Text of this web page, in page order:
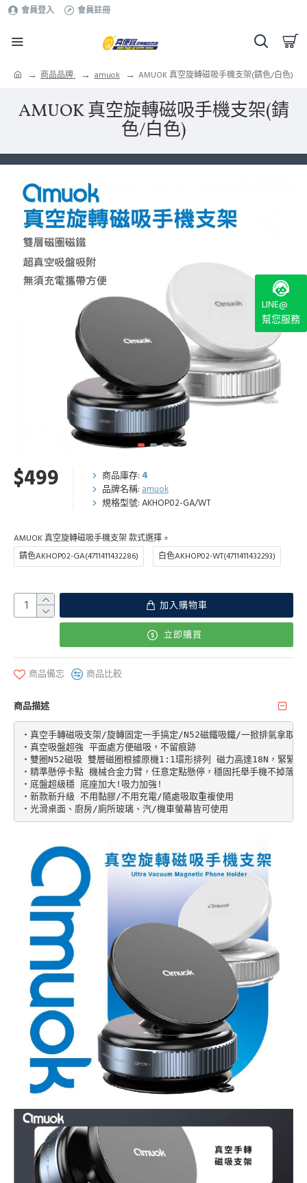
會員登入 會員註冊
商品品牌: amuok AMUOK 真空旋轉磁吸手機支架(錆色/白色)
AMUOK 真空旋轉磁吸手機支架(錆
色/白色)
$499 商品庫存: 4
品牌名稱: amuok
規格型號: AKHOP02-GA/WT
AMUOK 真空旋轉磁吸手機支架 款式選擇
錆色AKHOP02-GA(4711411432286)
白色AKHOP02-WT(4711411432293)
加入購物車
立即購買
商品備忘 商品比較
商品描述
‧真空手轉磁吸支架/旋轉固定一手搞定/N52磁鐵吸鐵/一掀排氣拿取
‧真空吸盤超強 平面處方便磁吸，不留痕跡
‧雙圈N52磁吸 雙層磁圈根據原機1:1環形排列 磁力高達18N，緊緊吸
‧精準懸停卡點 機械合金力臂，任意定點懸停，穩固托舉手機不掉落
‧底盤超級穩 底座加大!吸力加強!
‧新款新升級 不用黏膠/不用充電/隨處吸取重複使用
‧光滑桌面、廚房/廁所玻璃、汽/機車螢幕皆可使用
LINE@
幫您服務